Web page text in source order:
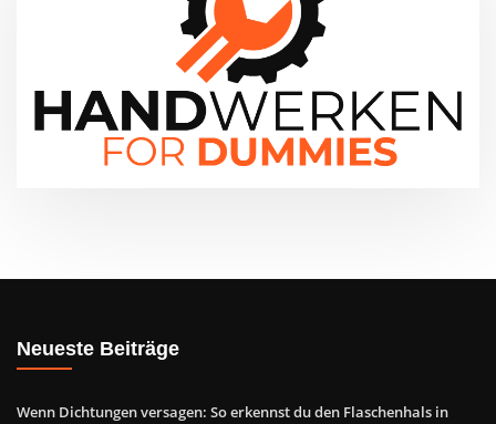
Neueste Beiträge
Wenn Dichtungen versagen: So erkennst du den Flaschenhals in